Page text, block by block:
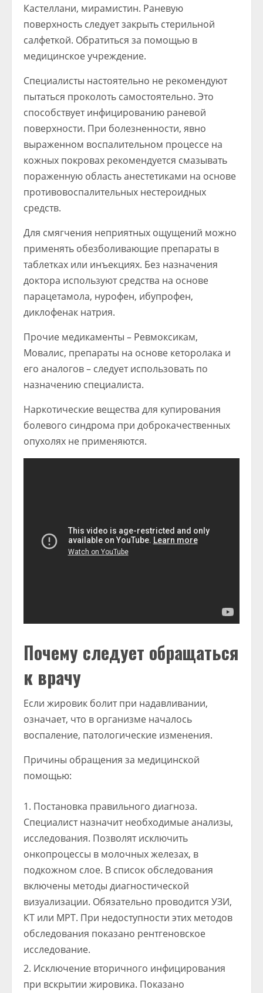
Кастеллани, мирамистин. Раневую
поверхность следует закрыть стерильной
салфеткой. Обратиться за помощью в
медицинское учреждение.
Специалисты настоятельно не рекомендуют
пытаться проколоть самостоятельно. Это
способствует инфицированию раневой
поверхности. При болезненности, явно
выраженном воспалительном процессе на
кожных покровах рекомендуется смазывать
пораженную область анестетиками на основе
противовоспалительных нестероидных
средств.
Для смягчения неприятных ощущений можно
применять обезболивающие препараты в
таблетках или инъекциях. Без назначения
доктора используют средства на основе
парацетамола, нурофен, ибупрофен,
диклофенак натрия.
Прочие медикаменты – Ревмоксикам,
Мовалис, препараты на основе кеторолака и
его аналогов – следует использовать по
назначению специалиста.
Наркотические вещества для купирования
болевого синдрома при доброкачественных
опухолях не применяются.
Почему следует обращаться
к врачу
Если жировик болит при надавливании,
означает, что в организме началось
воспаление, патологические изменения.
Причины обращения за медицинской
помощью:
Постановка правильного диагноза.
Специалист назначит необходимые анализы,
исследования. Позволят исключить
онкопроцессы в молочных железах, в
подкожном слое. В список обследования
включены методы диагностической
визуализации. Обязательно проводится УЗИ,
КТ или МРТ. При недоступности этих методов
обследования показано рентгеновское
исследование.
Исключение вторичного инфицирования
при вскрытии жировика. Показано